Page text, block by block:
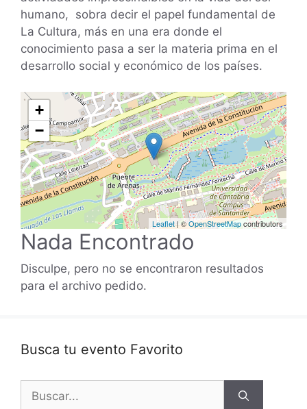
humano, sobra decir el papel fundamental de
La Cultura, más en una era donde el
conocimiento pasa a ser la materia prima en el
desarrollo social y económico de los países.
+
−
Leaflet| ©OpenStreetMapcontributors
Nada Encontrado
Disculpe, pero no se encontraron resultados
para el archivo pedido.
Busca tu evento Favorito